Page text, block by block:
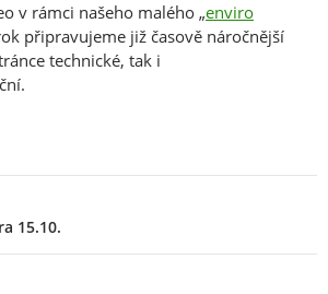
v rámci našeho malého „enviro
připravujeme již časově náročnější
technické, tak i
15.10.